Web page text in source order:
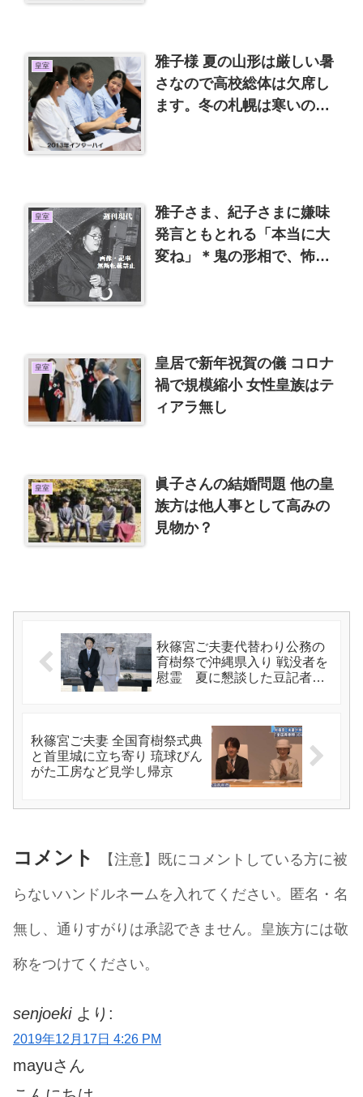
皇室
雅子様 夏の山形は厳しい暑
さなので高校総体は欠席し
ます。冬の札幌は寒いので
皇室
雅子さま、紀子さまに嫌味
発言ともとれる「本当に大
変ね」＊鬼の形相で、怖い
皇室
皇居で新年祝賀の儀 コロナ
禍で規模縮小 女性皇族はテ
ィアラ無し
皇室
眞子さんの結婚問題 他の皇
族方は他人事として高みの
見物か？
秋篠宮ご夫妻代替わり公務の
育樹祭で沖縄県入り 戦没者を
慰霊 夏に懇談した豆記者と
秋篠宮ご夫妻 全国育樹祭式典
と首里城に立ち寄り 琉球びん
がた工房など見学し帰京
コメント
【注意】既にコメントしている方に被
らないハンドルネームを入れてください。匿名・名
無し、通りすがりは承認できません。皇族方には敬
称をつけてください。
senjoeki より:
2019年12月17日 4:26 PM
mayuさん